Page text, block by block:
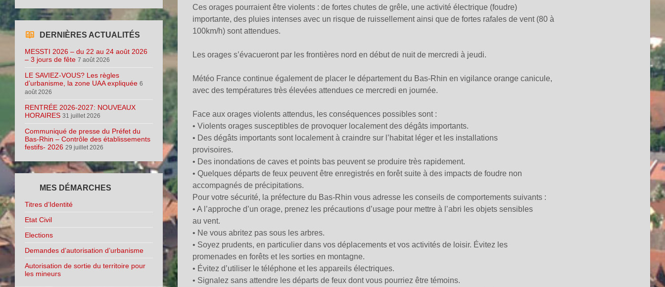
Ces orages pourraient être violents : de fortes chutes de grêle, une activité électrique (foudre)
importante, des pluies intenses avec un risque de ruissellement ainsi que de fortes rafales de vent (80 à
100km/h) sont attendues.
Les orages s’évacueront par les frontières nord en début de nuit de mercredi à jeudi.
Météo France continue également de placer le département du Bas-Rhin en vigilance orange canicule,
avec des températures très élevées attendues ce mercredi en journée.
Face aux orages violents attendus, les conséquences possibles sont :
• Violents orages susceptibles de provoquer localement des dégâts importants.
• Des dégâts importants sont localement à craindre sur l’habitat léger et les installations
provisoires.
• Des inondations de caves et points bas peuvent se produire très rapidement.
• Quelques départs de feux peuvent être enregistrés en forêt suite à des impacts de foudre non
accompagnés de précipitations.
Pour votre sécurité, la préfecture du Bas-Rhin vous adresse les conseils de comportements suivants :
• A l’approche d’un orage, prenez les précautions d’usage pour mettre à l’abri les objets sensibles
au vent.
• Ne vous abritez pas sous les arbres.
• Soyez prudents, en particulier dans vos déplacements et vos activités de loisir. Évitez les
promenades en forêts et les sorties en montagne.
• Évitez d’utiliser le téléphone et les appareils électriques.
• Signalez sans attendre les départs de feux dont vous pourriez être témoins.
DERNIÈRES ACTUALITÉS
MESSTI 2026 – du 22 au 24 août 2026
– 3 jours de fête 7 août 2026
LE SAVIEZ-VOUS? Les règles
d’urbanisme, la zone UAA expliquée 6
août 2026
RENTRÉE 2026-2027: NOUVEAUX
HORAIRES 31 juillet 2026
Communiqué de presse du Préfet du
Bas-Rhin – Contrôle des établissements
festifs- 2026 29 juillet 2026
MES DÉMARCHES
Titres d’Identité
Etat Civil
Elections
Demandes d’autorisation d’urbanisme
Autorisation de sortie du territoire pour
les mineurs